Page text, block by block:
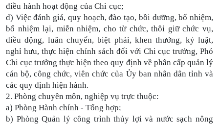
điều hành hoạt động của Chi cục;
d) Việc đánh giá, quy hoạch, đào tạo, bồi dưỡng, bổ nhiệm,
bổ nhiệm lại, miễn nhiệm, cho từ chức, thôi giữ chức vụ,
điều động, luân chuyển, biệt phái, khen thưởng, kỷ luật,
nghỉ hưu, thực hiện chính sách đối với Chi cục trưởng, Phó
Chi cục trưởng thực hiện theo quy định về phân cấp quản lý
cán bộ, công chức, viên chức của Ủy ban nhân dân tỉnh và
các quy định hiện hành.
2. Phòng chuyên môn, nghiệp vụ trực thuộc:
a) Phòng Hành chính - Tổng hợp;
b) Phòng Quản lý công trình thủy lợi và nước sạch nông